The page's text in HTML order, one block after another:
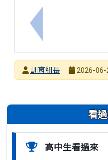
上一筆：辦理「115
發布者
訓育組長
2026-06-
左邊區域內容 看
高中生看過來